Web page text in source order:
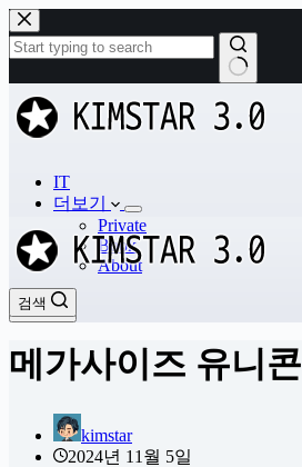
본
문
으
로
건
너
과
없
IT
더보기
Private
Book
About
검색
검색
메가사이즈 유니콘
kimstar
2024년 11월 5일